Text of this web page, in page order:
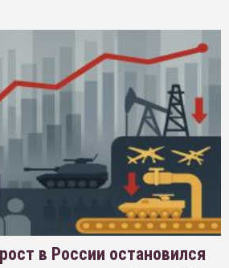
в России остановился